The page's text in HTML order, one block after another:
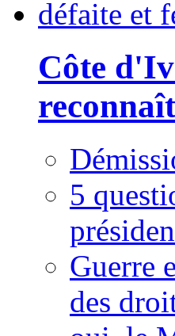
Côte
5
Guerre
des